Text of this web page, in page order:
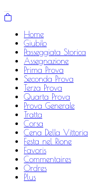
Home
Giubilo
Passeggiata Storica
Assegnazione
Prima Prova
Seconda Prova
Terza Prova
Quarta Prova
Prova Generale
Tratta
Corsa
Cena Della Vittoria
Festa nel Rione
Favoris
Commentaires
Ordres
Plus